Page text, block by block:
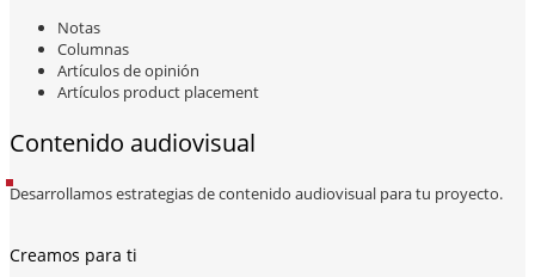
Notas
Columnas
Artículos de opinión
Artículos product placement
Contenido audiovisual
Desarrollamos estrategias de contenido audiovisual para tu proyecto.
Creamos para ti